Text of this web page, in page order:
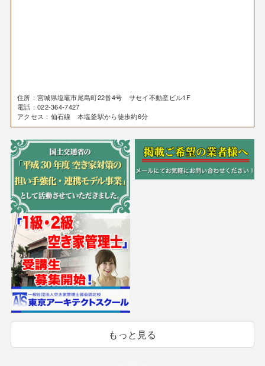
住所：宮城県塩竈市尾島町22番4号 サセイ不動産ビル1F
電話：022-364-7427
アクセス：仙石線 本塩釜駅から徒歩約6分
もっと見る